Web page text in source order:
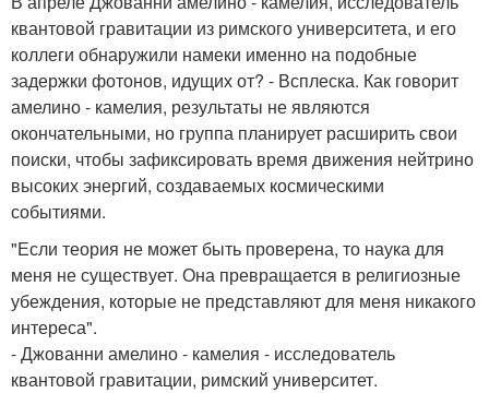
квантовой гравитации из римского университета, и его
коллеги обнаружили намеки именно на подобные
задержки фотонов, идущих от? - Всплеска. Как говорит
амелино - камелия, результаты не являются
окончательными, но группа планирует расширить свои
поиски, чтобы зафиксировать время движения нейтрино
высоких энергий, создаваемых космическими
событиями.
"Если теория не может быть проверена, то наука для
меня не существует. Она превращается в религиозные
убеждения, которые не представляют для меня никакого
интереса".
- Джованни амелино - камелия - исследователь
квантовой гравитации, римский университет.